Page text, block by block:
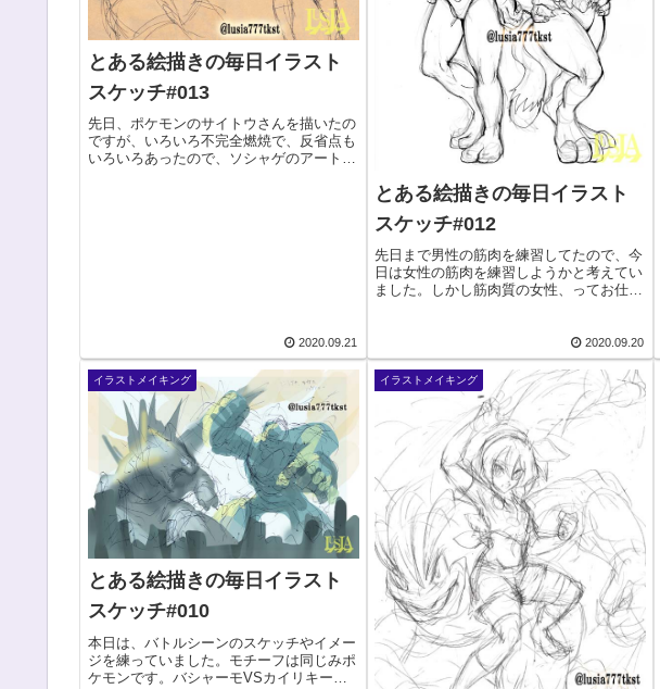
とある絵描きの毎日イラスト
スケッチ#013
先日、ポケモンのサイトウさんを描いたの
ですが、いろいろ不完全燃焼で、反省点も
いろいろあったので、ソシャゲのアートブ
2020.09.21
とある絵描きの毎日イラスト
スケッチ#012
先日まで男性の筋肉を練習してたので、今
日は女性の筋肉を練習しようかと考えてい
ました。しかし筋肉質の女性、ってお仕事
キの女性より、世間一般では胸の大きい女
性の方が需要...
2020.09.20
イラストメイキング
とある絵描きの毎日イラスト
スケッチ#010
本日は、バトルシーンのスケッチやイメー
ジを練っていました。モチーフは同じみポ
ケモンです。バシャーモVSカイリキーバ
イラストメイキング